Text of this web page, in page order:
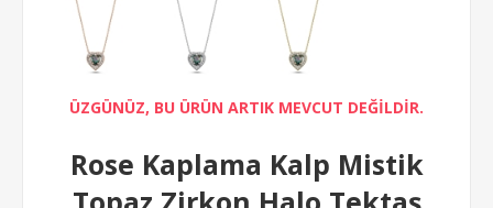
ÜZGÜNÜZ, BU ÜRÜN ARTIK MEVCUT DEĞİLDİR.
Rose Kaplama Kalp Mistik